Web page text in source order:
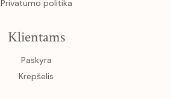
Privatumo politika
Klientams
Paskyra
Krepšelis